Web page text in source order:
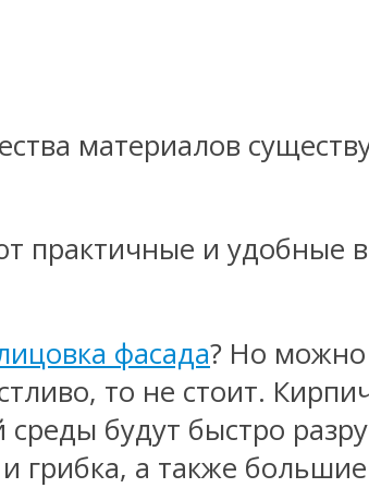
практичные и удобные
фасада? Но можно
то не стоит.
будут быстро
грибка, а также